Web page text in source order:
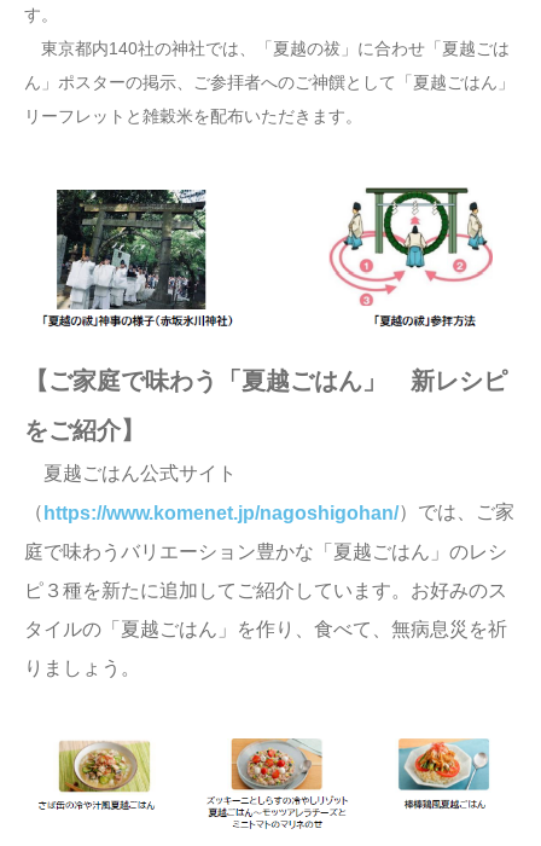
す。
東京都内140社の神社では、「夏越の祓」に合わせ「夏越ごは
ん」ポスターの掲示、ご参拝者へのご神饌として「夏越ごはん」
リーフレットと雑穀米を配布いただきます。
【ご家庭で味わう「夏越ごはん」 新レシピ
をご紹介】
夏越ごはん公式サイト
（ https://www.komenet.jp/nagoshigohan/）では、ご家
庭で味わうバリエーション豊かな「夏越ごはん」のレシ
ピ３種を新たに追加してご紹介しています。お好みのス
タイルの「夏越ごはん」を作り、食べて、無病息災を祈
りましょう。